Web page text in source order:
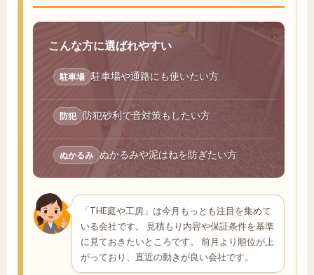
こんな方に選ばれやすい
駐車場 駐車場や通路にも使いたい方
防犯 防犯砂利で音対策もしたい方
ぬかるみ ぬかるみや泥はねを防ぎたい方
「THE庭や工房」は今月もっとも注目を集めて
いる会社です。 見積もり内容や保証条件を基準
に見ておきたいところです。 前月より順位が上
がっており、直近の動きが良い会社です。